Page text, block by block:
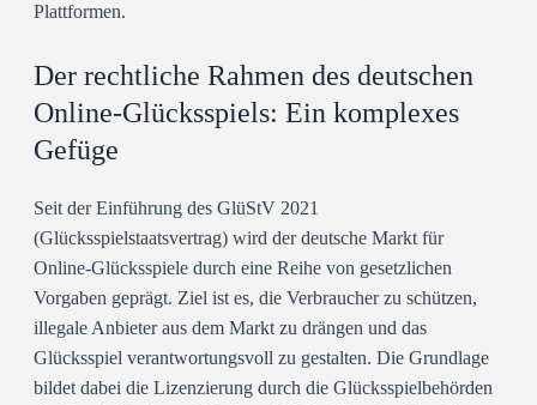
Plattformen.
Der rechtliche Rahmen des deutschen
Online-Glücksspiels: Ein komplexes
Gefüge
Seit der Einführung des GlüStV 2021
(Glücksspielstaatsvertrag) wird der deutsche Markt für
Online-Glücksspiele durch eine Reihe von gesetzlichen
Vorgaben geprägt. Ziel ist es, die Verbraucher zu schützen,
illegale Anbieter aus dem Markt zu drängen und das
Glücksspiel verantwortungsvoll zu gestalten. Die Grundlage
bildet dabei die Lizenzierung durch die Glücksspielbehörden